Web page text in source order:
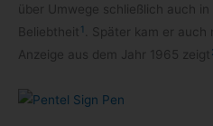
über Umwege schließ­lich auch
Beliebt­heit
1
. Spä­ter kam er
Anzeige aus dem Jahr 1965 zeigt